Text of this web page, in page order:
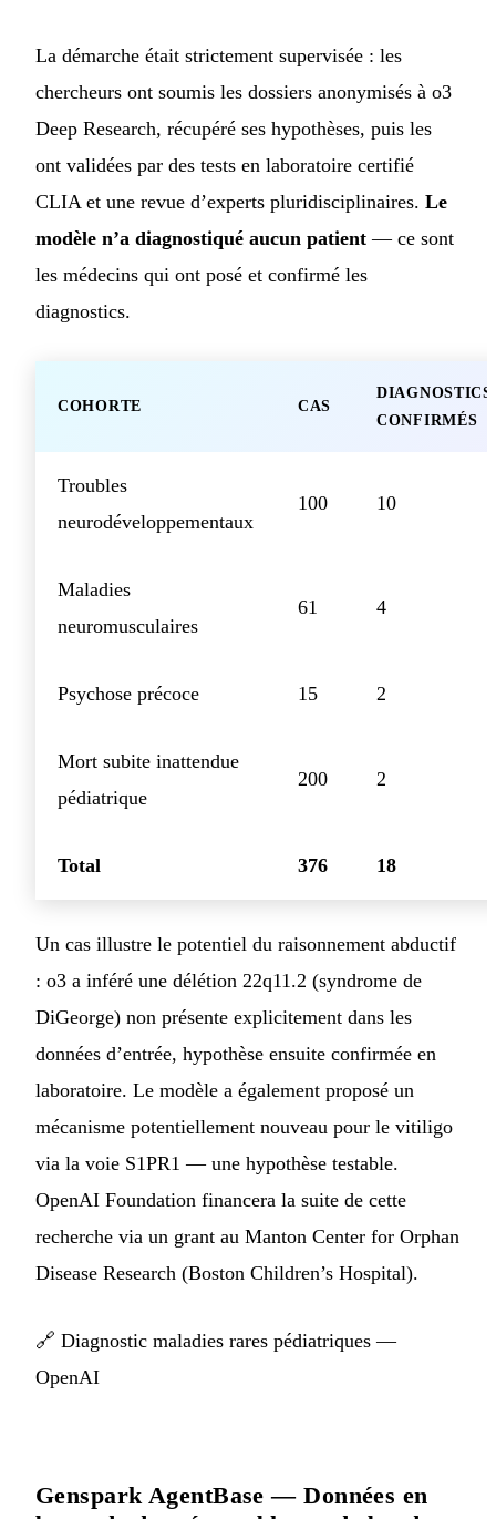
La démarche était strictement supervisée : les
chercheurs ont soumis les dossiers anonymisés à o3
Deep Research, récupéré ses hypothèses, puis les
ont validées par des tests en laboratoire certifié
CLIA et une revue d’experts pluridisciplinaires. Le
modèle n’a diagnostiqué aucun patient — ce sont
les médecins qui ont posé et confirmé les
diagnostics.
COHORTE CAS
DIAGNOSTICS
CONFIRMÉS
Troubles
neurodéveloppementaux
100 10
Maladies
neuromusculaires
61 4
Psychose précoce 15 2
Mort subite inattendue
pédiatrique
200 2
Total 376 18
Un cas illustre le potentiel du raisonnement abductif
: o3 a inféré une délétion 22q11.2 (syndrome de
DiGeorge) non présente explicitement dans les
données d’entrée, hypothèse ensuite confirmée en
laboratoire. Le modèle a également proposé un
mécanisme potentiellement nouveau pour le vitiligo
via la voie S1PR1 — une hypothèse testable.
OpenAI Foundation financera la suite de cette
recherche via un grant au Manton Center for Orphan
Disease Research (Boston Children’s Hospital).
🔗 Diagnostic maladies rares pédiatriques —
OpenAI
Genspark AgentBase — Données en